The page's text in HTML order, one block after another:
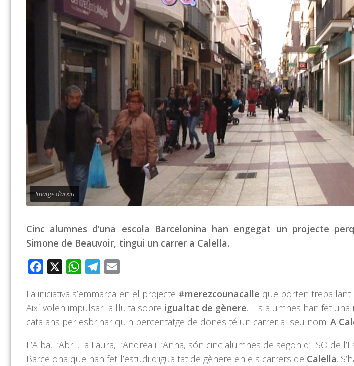
Imatge d'arxiu
Cinc alumnes d’una escola Barcelonina han engegat un projecte
Simone de Beauvoir, tingui un carrer a Calella.
Facebook WhatsAppTelegram
La iniciativa s’emmarca en el projecte #merezcounacalle que porten treballant
Així volen impulsar la lluita sobre igualtat de gènere. Els alumnes han fet
catalans per esbrinar quin percentatge de dones té un carrer al seu nom. A
L’Alba, l’Abril, la Laura, l’Andrea i l’Anna, són cinc alumnes de segon d’ESO de
Barcelona que han fet l’estudi d’igualtat de gènere en els carrers de Calella.